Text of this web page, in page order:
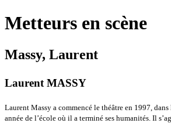
Metteurs en scène
Massy, Laurent
Laurent MASSY
Laurent Massy a commencé le théâtre en 1997,
année de l’école où il a terminé ses humanités. Il